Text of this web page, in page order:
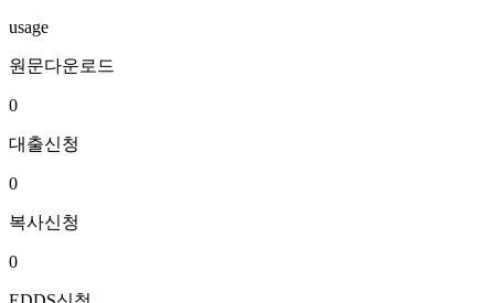
usage
원문다운로드
0
대출신청
0
복사신청
0